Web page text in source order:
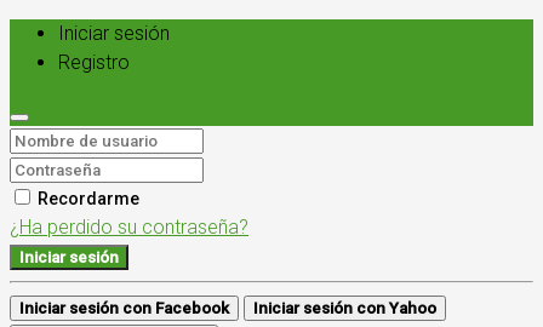
Iniciar sesión
Registro
Recordarme
¿Ha perdido su contraseña?
Iniciar sesión
Iniciar sesión con Facebook
Iniciar sesión con Yahoo